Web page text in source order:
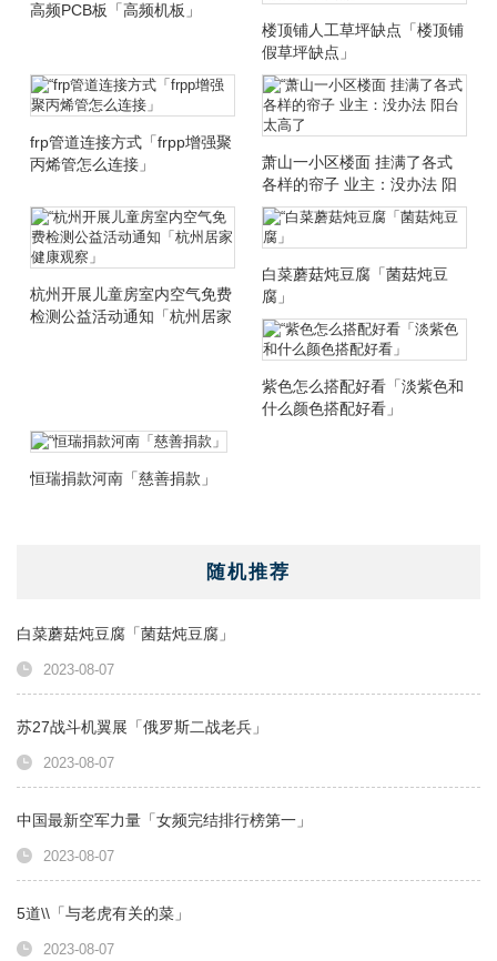
高频PCB板「高频机板」
楼顶铺人工草坪缺点「楼顶铺
假草坪缺点」
frp管道连接方式「frpp增强聚
丙烯管怎么连接」
萧山一小区楼面 挂满了各式
各样的帘子 业主：没办法 阳
台太高了
杭州开展儿童房室内空气免费
检测公益活动通知「杭州居家
白菜蘑菇炖豆腐「菌菇炖豆
腐」
紫色怎么搭配好看「淡紫色和
什么颜色搭配好看」
恒瑞捐款河南「慈善捐款」
随机推荐
白菜蘑菇炖豆腐「菌菇炖豆腐」
2023-08-07
苏27战斗机翼展「俄罗斯二战老兵」
2023-08-07
中国最新空军力量「女频完结排行榜第一」
2023-08-07
5道\\「与老虎有关的菜」
2023-08-07